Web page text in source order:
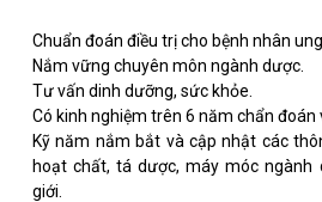
Chuẩn đoán điều trị cho bệnh nhân
Nắm vững chuyên môn ngành dược.
Tư vấn dinh dưỡng, sức khỏe.
Có kinh nghiệm trên 6 năm chẩn đoán
Kỹ năm nắm bắt và cập nhật các
hoạt chất, tá dược, máy móc ngành
giới.